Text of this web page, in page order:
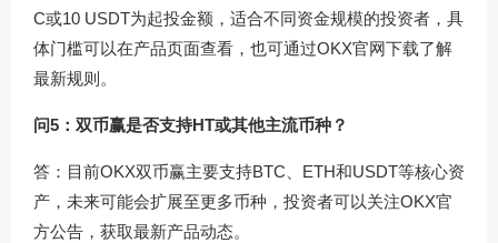
C或10 USDT为起投金额，适合不同资金规模的投资者，具
体门槛可以在产品页面查看，也可通过OKX官网下载了解
最新规则。
问5：双币赢是否支持HT或其他主流币种？
答：目前OKX双币赢主要支持BTC、ETH和USDT等核心资
产，未来可能会扩展至更多币种，投资者可以关注OKX官
方公告，获取最新产品动态。